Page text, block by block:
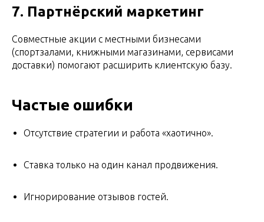
7. Партнёрский маркетинг
Совместные акции с местными бизнесами
(спортзалами, книжными магазинами, сервисами
доставки) помогают расширить клиентскую базу.
Частые ошибки
Отсутствие стратегии и работа «хаотично».
Ставка только на один канал продвижения.
Игнорирование отзывов гостей.